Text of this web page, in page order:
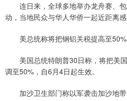
连日来，全球多地举办龙舟赛、包
动，当地民众与华人华侨一起近距离感
美总统称将把钢铝关税提高至50%
美国总统特朗普30日称，将把美国
调至50%，自6月4日起生效。
加沙卫生部门称以军袭击加沙地带